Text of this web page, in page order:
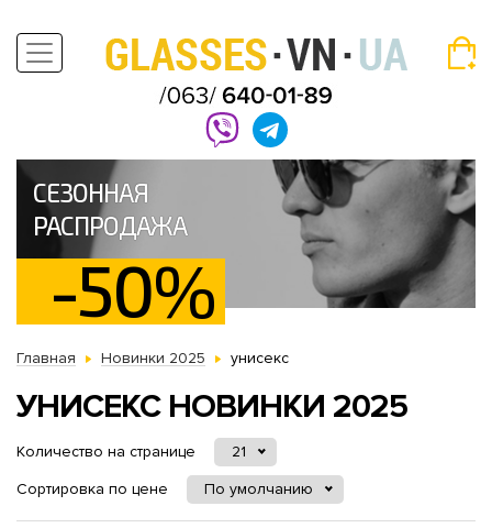
СЕЗОННАЯ
РАСПРОДАЖА
-50%
Главная Новинки 2025 унисекс
УНИСЕКС НОВИНКИ 2025
Количество на странице
21
Сортировка по цене
По умолчанию